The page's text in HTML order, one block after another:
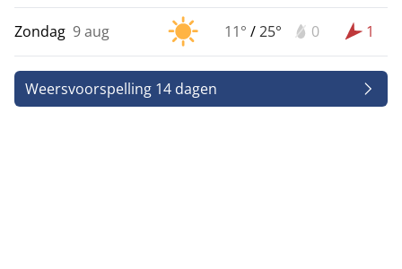
Zondag 9 aug 11° /25° 0 1
Weersvoorspelling 14 dagen